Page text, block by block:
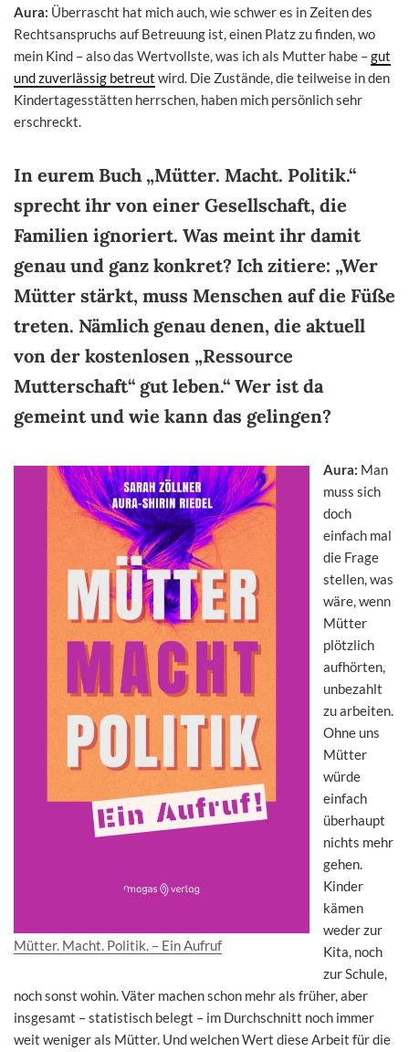
Aura: Überrascht hat mich auch, wie schwer es in Zeiten des
Rechtsanspruchs auf Betreuung ist, einen Platz zu finden, wo
mein Kind – also das Wertvollste, was ich als Mutter habe –gut
und zuverlässig betreut wird. Die Zustände, die teilweise in den
Kindertagesstätten herrschen, haben mich persönlich sehr
erschreckt.
In eurem Buch „Mütter. Macht. Politik.“
sprecht ihr von einer Gesellschaft, die
Familien ignoriert. Was meint ihr damit
genau und ganz konkret? Ich zitiere: „Wer
Mütter stärkt, muss Menschen auf die Füße
treten. Nämlich genau denen, die aktuell
von der kostenlosen „Ressource
Mutterschaft“ gut leben.“ Wer ist da
gemeint und wie kann das gelingen?
Mütter. Macht. Politik. – Ein Aufruf
Aura: Man
muss sich
doch
einfach mal
die Frage
stellen, was
wäre, wenn
Mütter
plötzlich
aufhörten,
unbezahlt
zu arbeiten.
Ohne uns
Mütter
würde
einfach
überhaupt
nichts mehr
gehen.
Kinder
kämen
weder zur
Kita, noch
zur Schule,
noch sonst wohin. Väter machen schon mehr als früher, aber
insgesamt – statistisch belegt – im Durchschnitt noch immer
weit weniger als Mütter. Und welchen Wert diese Arbeit für die